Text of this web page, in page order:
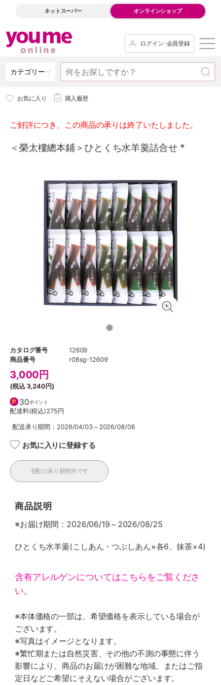
ネットスーパー オンラインショップ
ログイン･会員登録
カテゴリー
お気に入り 購入履歴
ご好評につき、この商品の承りは終了いたしました。
＜榮太樓總本鋪＞ひとくち水羊羹詰合せ *
カタログ番号
12609
商品番号
r08sg-12609
3,000 円
(税込3,240円)
30ポイント
配達料(税込)275円
配送承り期間：2026/04/03～2026/08/06
お気に入りに登録する
宅配の承り期間外です
商品説明
※お届け期間：2026/06/19～2026/08/25
ひとくち水羊羹(こしあん・つぶしあん×各6、抹茶×4)
含有アレルゲンについてはこちらをご覧くださ
い。
※本体価格の一部は、希望価格を表示している場合が
ございます。
※写真はイメージとなります。
※繁忙期または自然災害、その他の不測の事態に伴う
影響により、商品のお届けが困難な地域、またはご指
定日などご希望にそえない場合がございます。